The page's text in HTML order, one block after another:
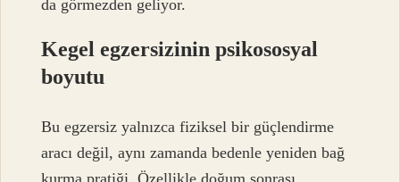
da görmezden geliyor.
Kegel egzersizinin psikososyal
boyutu
Bu egzersiz yalnızca fiziksel bir güçlendirme
aracı değil, aynı zamanda bedenle yeniden bağ
kurma pratiği. Özellikle doğum sonrası